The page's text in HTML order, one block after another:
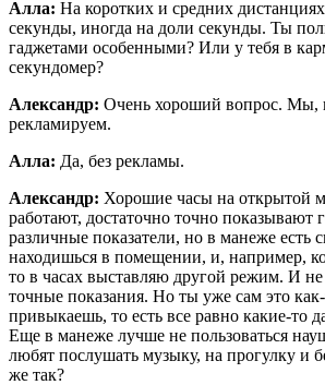
Алла: На коротких и средних
секунды, иногда на доли секунды. Ты
гаджетами особенными? Или у тебя в
секундомер?
Александр: Очень хороший вопрос. Мы,
рекламируем.
Алла: Да, без рекламы.
Александр: Хорошие часы на открытой
работают, достаточно точно показывают
различные показатели, но в манеже есть
находишься в помещении, и, например,
то в часах выставляю другой режим. И
точные показания. Но ты уже сам это
привыкаешь, то есть все равно какие-то
Еще в манеже лучше не пользоваться
любят послушать музыку, на прогулку и
же так?